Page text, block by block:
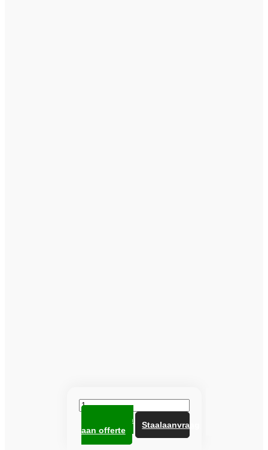
Heuga
tegel
672718
Paprika
aantal
Staalaanvraag
Toevoegen
aan offerte